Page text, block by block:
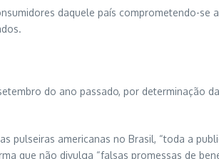
daquele país comprometendo-se
do ano passado, por determinação
pulseiras americanas no Brasil, “toda a
que não divulga “falsas promessas de